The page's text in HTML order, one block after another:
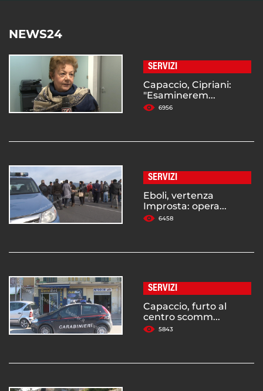
NEWS24
SERVIZI
Capaccio, Cipriani:
"Esaminerem...
6956
SERVIZI
Eboli, vertenza
Improsta: opera...
6458
SERVIZI
Capaccio, furto al
centro scomm...
5843